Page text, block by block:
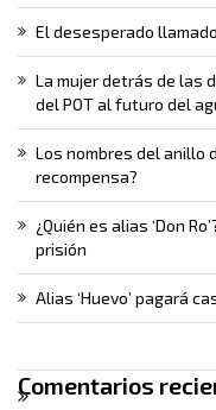
El desesperado
La mujer detrás de las
del POT al futuro del
Los nombres del anillo
recompensa?
¿Quién es alias ‘Don
prisión
Alias ‘Huevo’ pagará
Comentarios